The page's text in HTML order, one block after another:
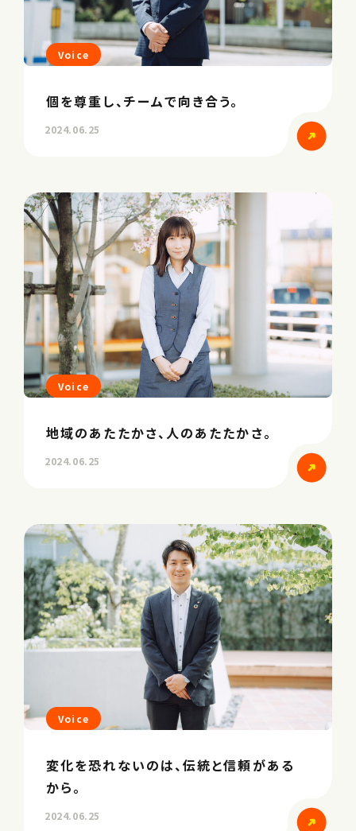
Voice
個を尊重し、チームで向き合う。
2024.06.25
Voice
地域のあたたかさ、人のあたたかさ。
2024.06.25
Voice
変化を恐れないのは、伝統と信頼がある
から。
2024.06.25